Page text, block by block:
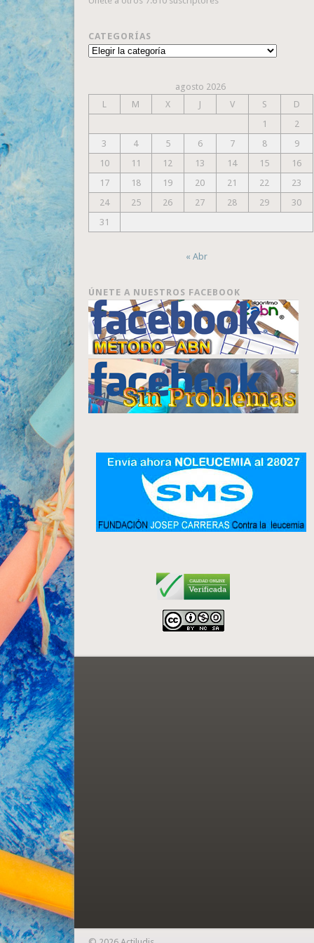
CATEGORÍAS
Categorías
agosto 2026
L
M X J V S
D
1
2
3
4 5 6 7 8
9
10
11 12 13 14 15
16
17
18 19 20 21 22
23
24
25 26 27 28 29
30
31
« Abr
ÚNETE A NUESTROS FACEBOOK